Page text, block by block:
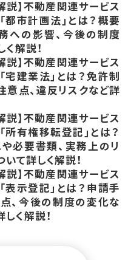
説】不動産関連サービス
都市計画法」とは？概要
への影響、今後の制度
解説！
説】不動産関連サービス
宅建業法」とは？免許制
意点、違反リスクなど詳
説】不動産関連サービス
所有権移転登記」とは？
必要書類、実務上のリ
て詳しく解説！
説】不動産関連サービス
表示登記」とは？申請手
、今後の制度の変化な
く解説！